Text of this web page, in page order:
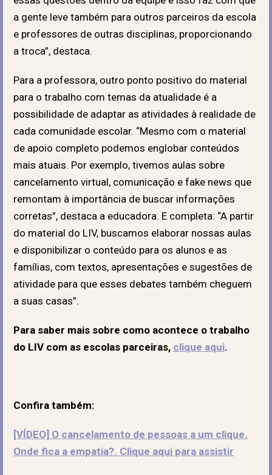
a gente leve também para outros parceiros da escola
e professores de outras disciplinas, proporcionando
a troca”, destaca.
Para a professora, outro ponto positivo do material
para o trabalho com temas da atualidade é a
possibilidade de adaptar as atividades à realidade de
cada comunidade escolar. “Mesmo com o material
de apoio completo podemos englobar conteúdos
mais atuais. Por exemplo, tivemos aulas sobre
cancelamento virtual, comunicação e fake news que
remontam à importância de buscar informações
corretas”, destaca a educadora. E completa: “A partir
do material do LIV, buscamos elaborar nossas aulas
e disponibilizar o conteúdo para os alunos e as
famílias, com textos, apresentações e sugestões de
atividade para que esses debates também cheguem
a suas casas”.
Para saber mais sobre como acontece o trabalho
do LIV com as escolas parceiras, clique aqui.
Confira também:
[VÍDEO] O cancelamento de pessoas a um clique.
Onde fica a empatia?. Clique aqui para assistir